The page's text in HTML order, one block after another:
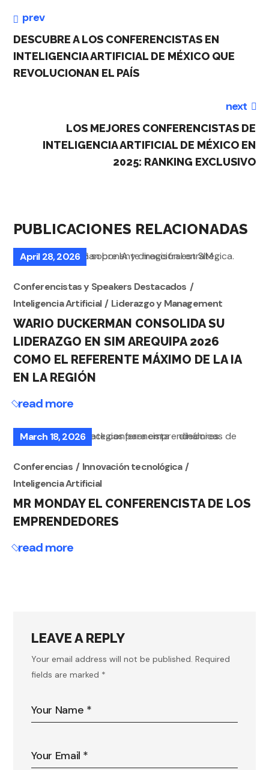
prev
DESCUBRE A LOS CONFERENCISTAS EN
INTELIGENCIA ARTIFICIAL DE MÉXICO QUE
REVOLUCIONAN EL PAÍS
next
LOS MEJORES CONFERENCISTAS DE
INTELIGENCIA ARTIFICIAL DE MÉXICO EN
2025: RANKING EXCLUSIVO
PUBLICACIONES RELACIONADAS
April 28, 2026
Conferencistas y Speakers Destacados
Inteligencia Artificial
Liderazgo y Management
WARIO DUCKERMAN CONSOLIDA SU
LIDERAZGO EN SIM AREQUIPA 2026
COMO EL REFERENTE MÁXIMO DE LA IA
EN LA REGIÓN
read more
March 18, 2026
Conferencias
Innovación tecnológica
Inteligencia Artificial
MR MONDAY EL CONFERENCISTA DE LOS
EMPRENDEDORES
read more
LEAVE A REPLY
Your email address will not be published. Required
fields are marked *